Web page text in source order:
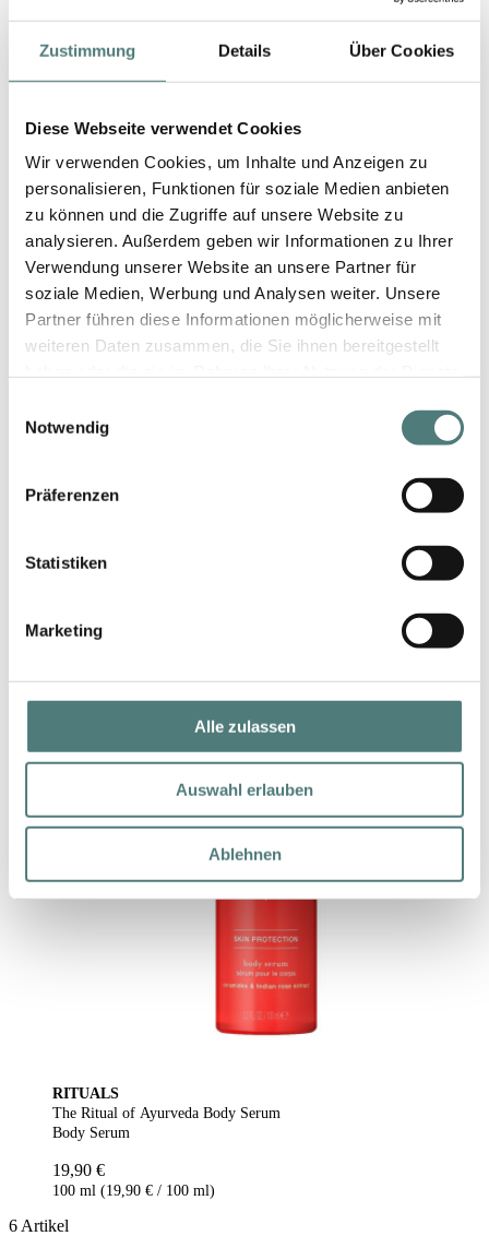
Zustimmung Details Über Cookies
Diese Webseite verwendet Cookies
Wir verwenden Cookies, um Inhalte und Anzeigen zu
personalisieren, Funktionen für soziale Medien anbieten
zu können und die Zugriffe auf unsere Website zu
analysieren. Außerdem geben wir Informationen zu Ihrer
Verwendung unserer Website an unsere Partner für
soziale Medien, Werbung und Analysen weiter. Unsere
Partner führen diese Informationen möglicherweise mit
weiteren Daten zusammen, die Sie ihnen bereitgestellt
Notwendig
Präferenzen
Statistiken
Marketing
Alle zulassen
Auswahl erlauben
Ablehnen
RITUALS
The Ritual of Ayurveda Body Serum
Body Serum
19,90 €
100 ml (19,90 € / 100 ml)
6 Artikel